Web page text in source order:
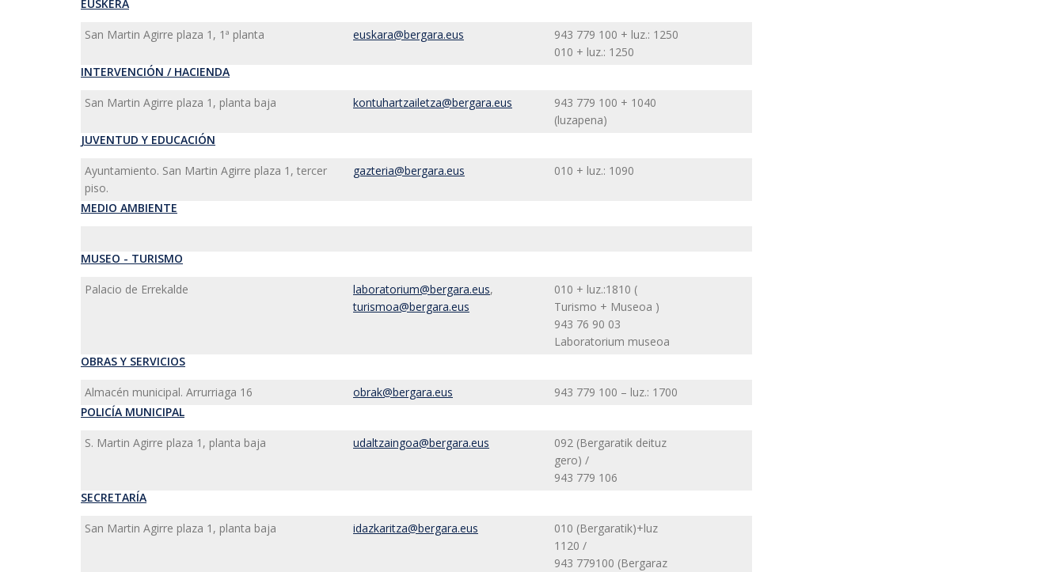
EUSKERA
San Martin Agirre plaza 1, 1ª planta euskara@bergara.eus
943 779 100 + luz.: 1250
010 + luz.: 1250
INTERVENCIÓN / HACIENDA
San Martin Agirre plaza 1, planta baja kontuhartzailetza@bergara.eus
943 779 100 + 1040
(luzapena)
JUVENTUD Y EDUCACIÓN
Ayuntamiento. San Martin Agirre plaza 1, tercer
piso.
gazteria@bergara.eus 010 + luz.: 1090
MEDIO AMBIENTE
MUSEO - TURISMO
Palacio de Errekalde laboratorium@bergara.eus,
turismoa@bergara.eus
010 + luz.:1810 (
Turismo + Museoa )
943 76 90 03
Laboratorium museoa
OBRAS Y SERVICIOS
Almacén municipal. Arrurriaga 16 obrak@bergara.eus
943 779 100 – luz.: 1700
POLICÍA MUNICIPAL
S. Martin Agirre plaza 1, planta baja udaltzaingoa@bergara.eus
092 (Bergaratik deituz
gero) /
943 779 106
SECRETARÍA
San Martin Agirre plaza 1, planta baja idazkaritza@bergara.eus
010 (Bergaratik)+luz
1120 /
943 779100 (Bergaraz